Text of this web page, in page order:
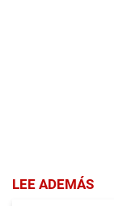
LEE ADEMÁS